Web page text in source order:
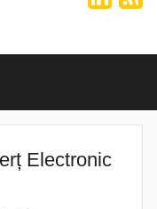
Electronic